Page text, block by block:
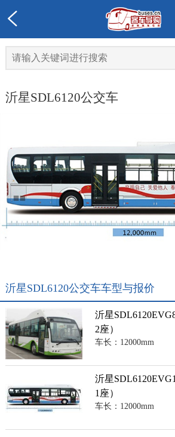
沂星SDL6120公交车
沂星SDL6120公交车车型与报价
沂星
2座）
车长：12000mm
沂星
1座）
车长：12000mm